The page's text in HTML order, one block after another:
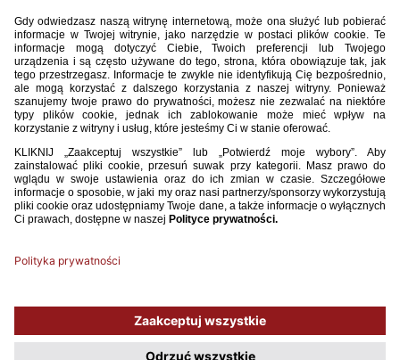
•REGULACJE DOTYCZĄCE UDZIAŁU ZAWODNIKÓW POŹNO
DOJRZEWAJACYCH W ROZGRYWKACH PIŁKARSKICH
•WNIOSEK O UPRAWNIENIE ZAWODNIKA PÓŹNO
DOJRZEWAJĄCEGO
•INSTRUKCJA BADANIA PHV
• KALKULATOR PHV
•UCHWAŁA ZARZĄDU POLSKIEGO ZWIĄZKU PIŁKI NOŻNEJ
Używamy plików cookies, aby ułatwić Ci korzystanie z naszego serwisu
oraz do celów statystycznych. Jeśli nie blokujesz tych plików, to zgadzasz